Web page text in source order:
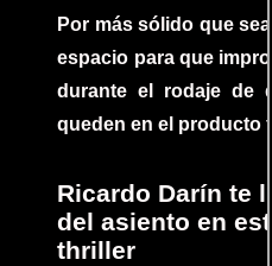
Por más sólido que
espacio para que
durante el rodaje de
queden en el producto
Ricardo Darín te
del asiento en
thriller